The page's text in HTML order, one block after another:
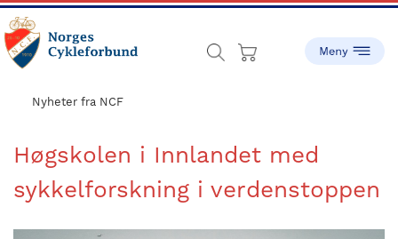
Skip
to
main
content
Skip
to
footer
Cykleforbund
stiftet
1910,
har
Nyheter fra NCF
Høgskolen i Innlandet med
sykkelforskning i verdenstoppen